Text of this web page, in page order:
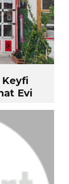
Keyfi
Evi